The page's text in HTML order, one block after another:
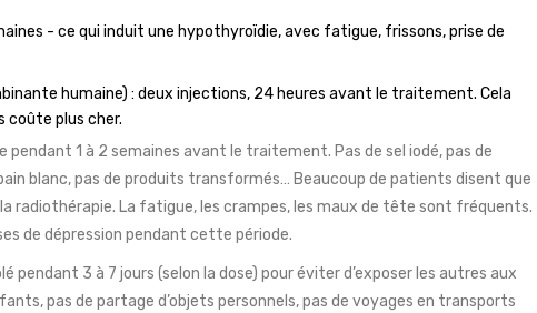
- ce qui induit une hypothyroïdie, avec fatigue, frissons, prise de
humaine) : deux injections, 24 heures avant le traitement. Cela
coûte plus cher.
pendant 1 à 2 semaines avant le traitement. Pas de sel iodé, pas de
blanc, pas de produits transformés… Beaucoup de patients disent que
radiothérapie. La fatigue, les crampes, les maux de tête sont fréquents.
de dépression pendant cette période.
3 à 7 jours (selon la dose) pour éviter d’exposer les autres aux
pas de partage d’objets personnels, pas de voyages en transports